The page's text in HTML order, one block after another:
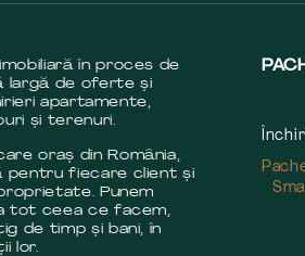
în proces de
largă de oferte și
apartamente,
și terenuri.
oraș din România,
pentru fiecare client și
Punem
tot ceea ce facem,
de timp și bani, în
lor.